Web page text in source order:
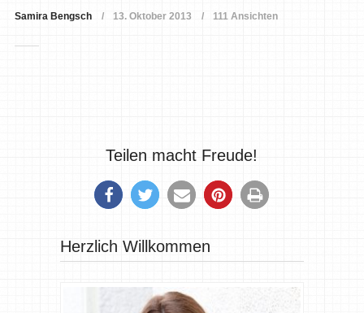
Samira Bengsch 13. Oktober 2013 111 Ansichten
Teilen macht Freude!
Herzlich Willkommen